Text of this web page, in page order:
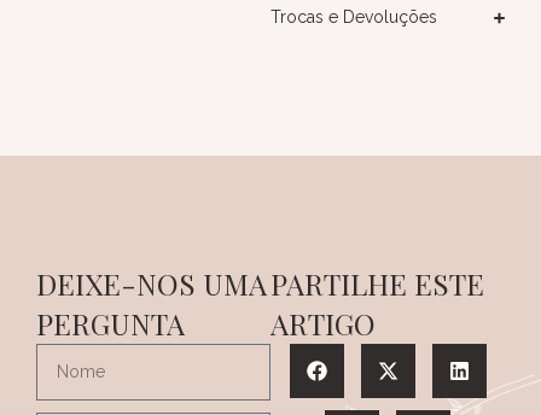
Trocas e Devoluções
DEIXE-NOS UMA
PERGUNTA
PARTILHE ESTE
ARTIGO